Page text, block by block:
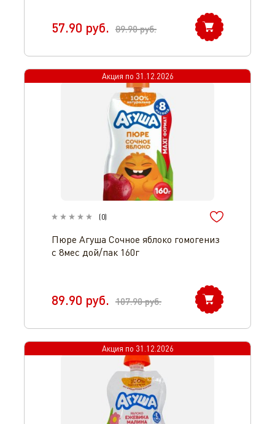
57.90 руб. 89.90руб.
Акция по 31.12.2026
(0)
Пюре Агуша Сочное яблоко гомогениз
с 8мес дой/пак 160г
89.90 руб. 107.90руб.
Акция по 31.12.2026